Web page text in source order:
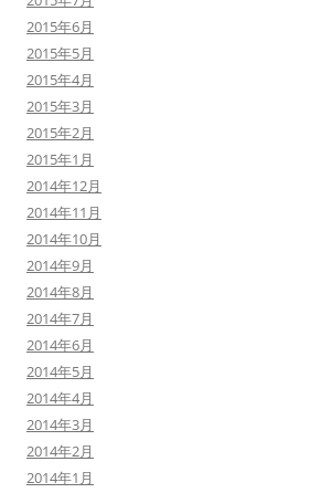
2015年6月
2015年5月
2015年4月
2015年3月
2015年2月
2015年1月
2014年12月
2014年11月
2014年10月
2014年9月
2014年8月
2014年7月
2014年6月
2014年5月
2014年4月
2014年3月
2014年2月
2014年1月